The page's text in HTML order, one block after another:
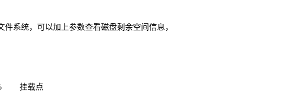
系统，可以加上参数查看磁盘剩余空间信息，
挂载点